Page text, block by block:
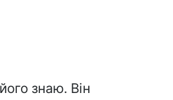
знаю. Він